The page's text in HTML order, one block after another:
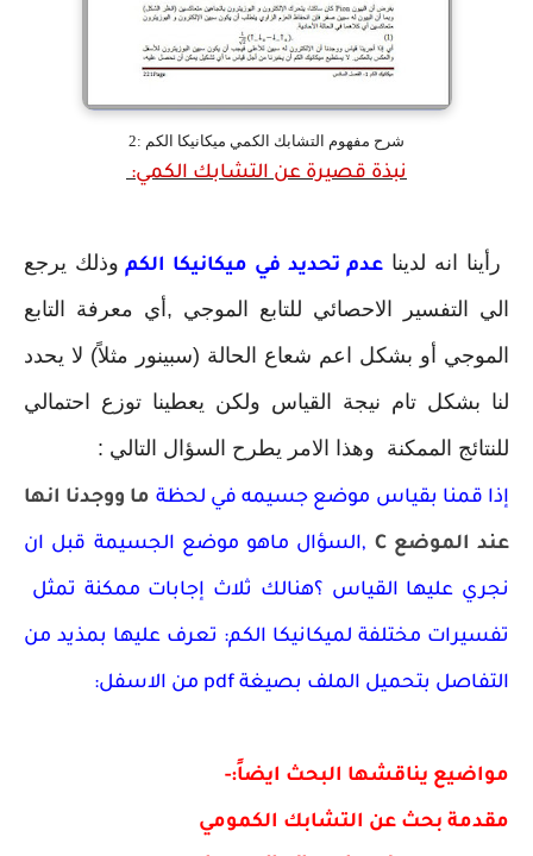
شرح مفهوم التشابك الكمي ميكانيكا الكم :2
نبذة قصيرة عن التشابك الكمي:
رأينا انه لدينا عدم تحديد في ميكانيكا الكم وذلك يرجع
الي التفسير الاحصائي للتابع الموجي ,أي معرفة التابع
الموجي أو بشكل اعم شعاع الحالة (سبينور مثلاً) لا يحدد
لنا بشكل تام نيجة القياس ولكن يعطينا توزع احتمالي
للنتائج الممكنة وهذا الامر يطرح السؤال التالي :
إذا قمنا بقياس موضع جسيمه في لحظة ما ووجدنا انها
عند الموضع C ,السؤال ماهو موضع الجسيمة قبل ان
نجري عليها القياس ؟هنالك ثلاث إجابات ممكنة تمثل
تفسيرات مختلفة لميكانيكا الكم: تعرف عليها بمذيد من
التفاصل بتحميل الملف بصيغة pdf من الاسفل:
مواضيع يناقشها البحث ايضاً:-
مقدمة بحث عن التشابك الكمومي